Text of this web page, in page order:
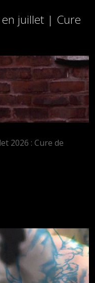
en juillet | Cure
2026 : Cure de